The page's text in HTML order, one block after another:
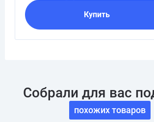
Купить
Собрали для вас
похожих товаров